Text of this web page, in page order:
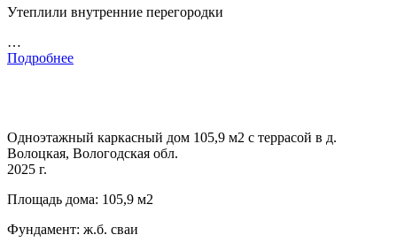
Утеплили внутренние перегородки
…
Подробнее
Одноэтажный каркасный дом 105,9 м2 с террасой в д.
Волоцкая, Вологодская обл.
2025 г.
Площадь дома: 105,9 м2
Фундамент: ж.б. сваи